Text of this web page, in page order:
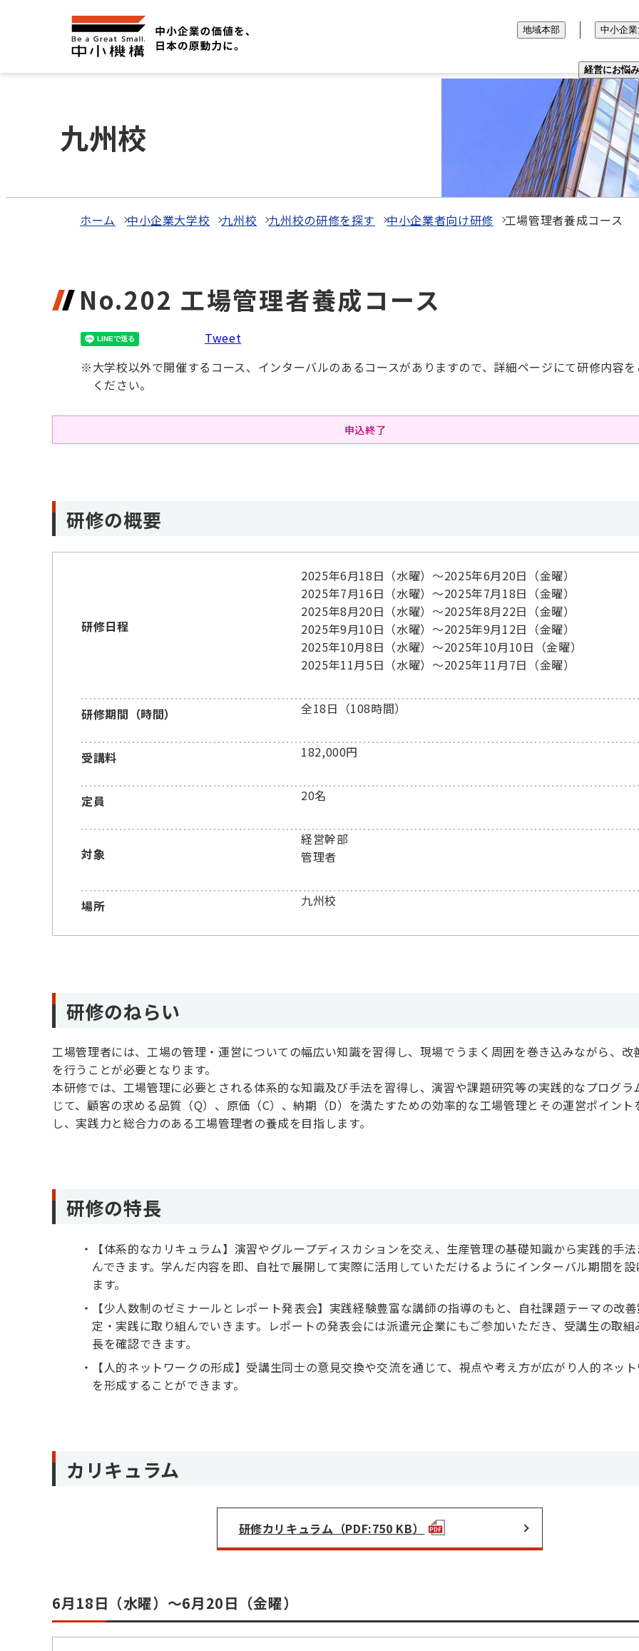
経営にお悩
地域本部 中小企
九州校
ホーム 中小企業大学校 九州校 九州校の研修を探す 中小企業者向け研修 工場管理者養成コース
No.202 工場管理者養成コース
Tweet
※大学校以外で開催するコース、インターバルのあるコースがありますので、詳細ページにて研修内容
ください。
申込終了
研修の概要
研修日程
2025年6月18日（水曜）～2025年6月20日（金曜）
2025年7月16日（水曜）～2025年7月18日（金曜）
2025年8月20日（水曜）～2025年8月22日（金曜）
2025年9月10日（水曜）～2025年9月12日（金曜）
2025年10月8日（水曜）～2025年10月10日（金曜）
2025年11月5日（水曜）～2025年11月7日（金曜）
研修期間（時間） 全18日（108時間）
受講料 182,000円
定員 20名
対象
経営幹部
管理者
場所 九州校
研修のねらい
工場管理者には、工場の管理・運営についての幅広い知識を習得し、現場でうまく周囲を巻き込みながら、改
を行うことが必要となります。
本研修では、工場管理に必要とされる体系的な知識及び手法を習得し、演習や課題研究等の実践的なプログラ
じて、顧客の求める品質（Q）、原価（C）、納期（D）を満たすための効率的な工場管理とその運営ポイント
し、実践力と総合力のある工場管理者の養成を目指します。
研修の特長
【体系的なカリキュラム】演習やグループディスカションを交え、生産管理の基礎知識から実践的手
んできます。学んだ内容を即、自社で展開して実際に活用していただけるようにインターバル期間を設
ます。
【少人数制のゼミナールとレポート発表会】実践経験豊富な講師の指導のもと、自社課題テーマの改
定・実践に取り組んでいきます。レポートの発表会には派遣元企業にもご参加いただき、受講生の取組
長を確認できます。
【人的ネットワークの形成】受講生同士の意見交換や交流を通じて、視点や考え方が広がり人的ネッ
を形成することができます。
カリキュラム
研修カリキュラム（PDF:750 KB）
6月18日（水曜）～6月20日（金曜）